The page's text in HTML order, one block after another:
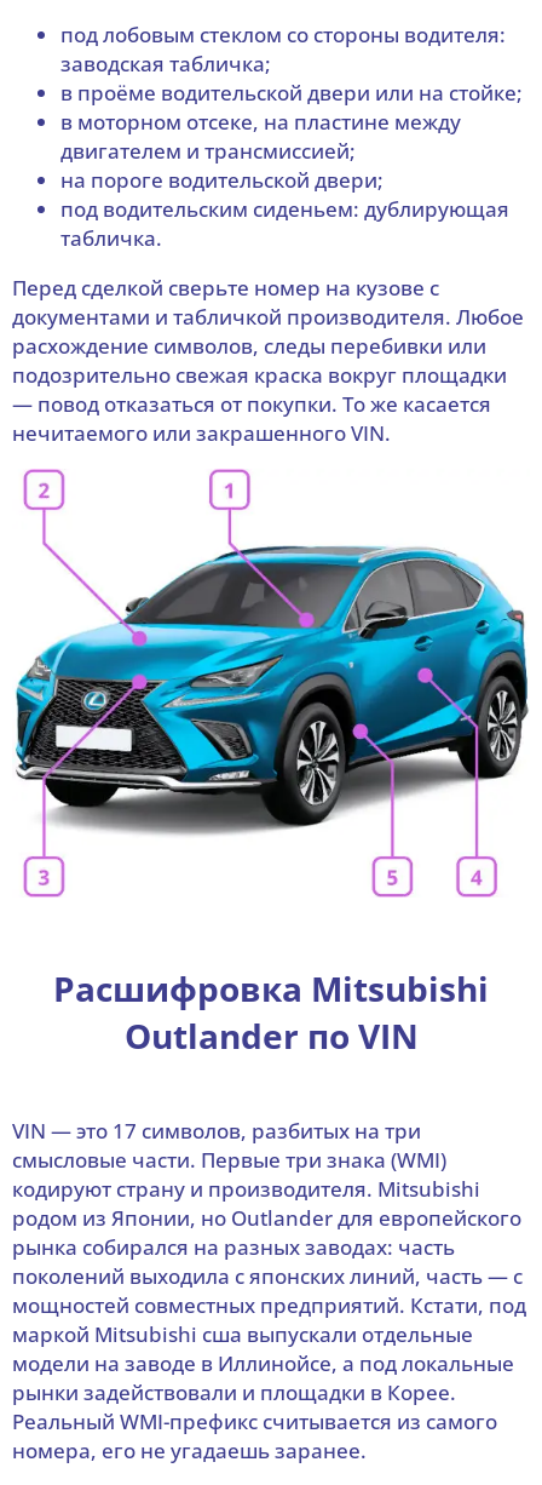
под лобовым стеклом со стороны водителя:
заводская табличка;
в проёме водительской двери или на стойке;
в моторном отсеке, на пластине между
двигателем и трансмиссией;
на пороге водительской двери;
под водительским сиденьем: дублирующая
табличка.
Перед сделкой сверьте номер на кузове с
документами и табличкой производителя. Любое
расхождение символов, следы перебивки или
подозрительно свежая краска вокруг площадки
— повод отказаться от покупки. То же касается
нечитаемого или закрашенного VIN.
Расшифровка Mitsubishi
Outlander по VIN
VIN — это 17 символов, разбитых на три
смысловые части. Первые три знака (WMI)
кодируют страну и производителя. Mitsubishi
родом из Японии, но Outlander для европейского
рынка собирался на разных заводах: часть
поколений выходила с японских линий, часть — с
мощностей совместных предприятий. Кстати, под
маркой Mitsubishi сша выпускали отдельные
модели на заводе в Иллинойсе, а под локальные
рынки задействовали и площадки в Корее.
Реальный WMI-префикс считывается из самого
номера, его не угадаешь заранее.